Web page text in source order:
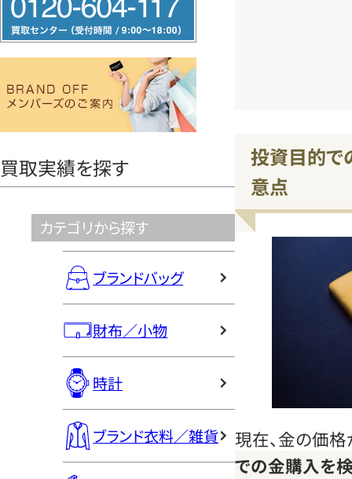
ー
ヤ
買取実績を探す
カテゴリから探す
ブランドバッグ
財布／小物
時計
ブランド衣料／雑貨
投資目的で
意点
現在、金の価
での金購入を